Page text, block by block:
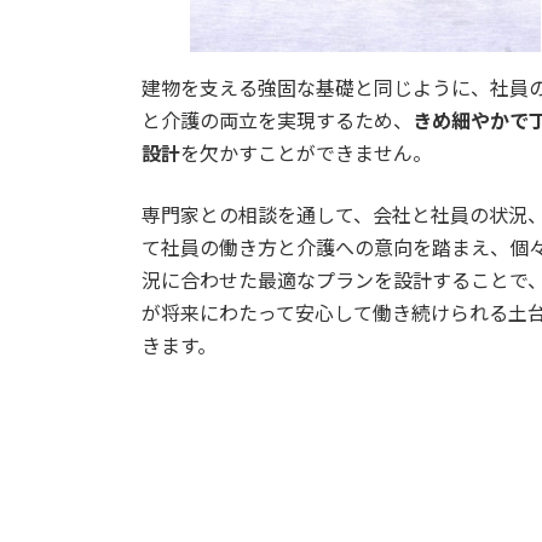
建物を支える強固な基礎と同じように、社員
と介護の両立を実現するため、
きめ細やかで
設計を欠かすことができません。
専門家との相談を通して、会社と社員の状況
て社員の働き方と介護への意向を踏まえ、個
況に合わせた最適なプランを設計することで
が将来にわたって安心して働き続けられる土
きます。